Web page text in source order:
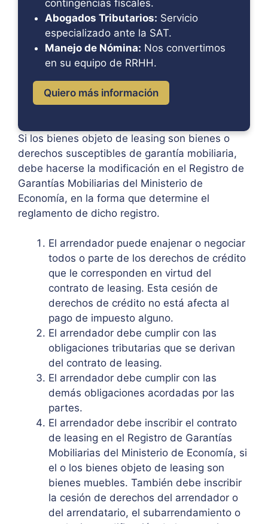
contingencias fiscales.
Abogados Tributarios: Servicio
especializado ante la SAT.
Manejo de Nómina: Nos convertimos
en su equipo de RRHH.
Quiero más información
Si los bienes objeto de leasing son bienes o
derechos susceptibles de garantía mobiliaria,
debe hacerse la modificación en el Registro de
Garantías Mobiliarias del Ministerio de
Economía, en la forma que determine el
reglamento de dicho registro.
El arrendador puede enajenar o negociar
todos o parte de los derechos de crédito
que le corresponden en virtud del
contrato de leasing. Esta cesión de
derechos de crédito no está afecta al
pago de impuesto alguno.
El arrendador debe cumplir con las
obligaciones tributarias que se derivan
del contrato de leasing.
El arrendador debe cumplir con las
demás obligaciones acordadas por las
partes.
El arrendador debe inscribir el contrato
de leasing en el Registro de Garantías
Mobiliarias del Ministerio de Economía, si
el o los bienes objeto de leasing son
bienes muebles. También debe inscribir
la cesión de derechos del arrendador o
del arrendatario, el subarrendamiento o